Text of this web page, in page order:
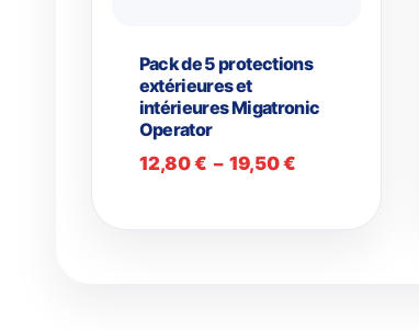
Pack de 5 protections
extérieures et
intérieures Migatronic
Operator
12,80€ – 19,50€Plage